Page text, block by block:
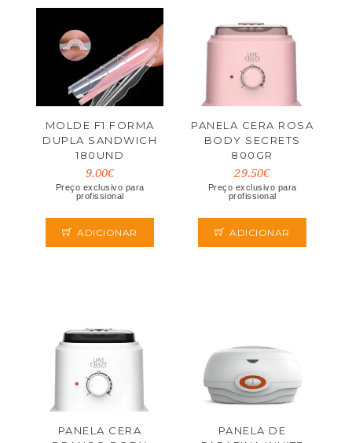
MOLDE F1 FORMA
DUPLA SANDWICH
180UND
9.00€
Preço exclusivo para
profissional
ADICIONAR
PANELA CERA ROSA
BODY SECRETS
800GR
29.50€
Preço exclusivo para
profissional
ADICIONAR
PANELA CERA
PANELA DE